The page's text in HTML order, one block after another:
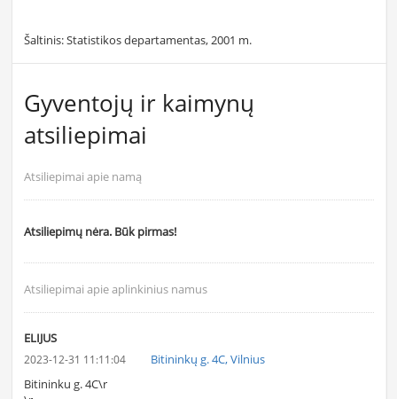
Šaltinis: Statistikos departamentas, 2001 m.
Gyventojų ir kaimynų
atsiliepimai
Atsiliepimai apie namą
Atsiliepimų nėra. Būk pirmas!
Atsiliepimai apie aplinkinius namus
ELIJUS
2023-12-31 11:11:04
Bitininkų g. 4C, Vilnius
Bitininku g. 4C\r